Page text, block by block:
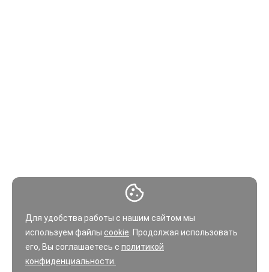
Для удобства работы с нашим сайтом мы
используем файлы cookie . Продолжая использовать
его, Вы соглашаетесь с политикой
конфиденциальности.